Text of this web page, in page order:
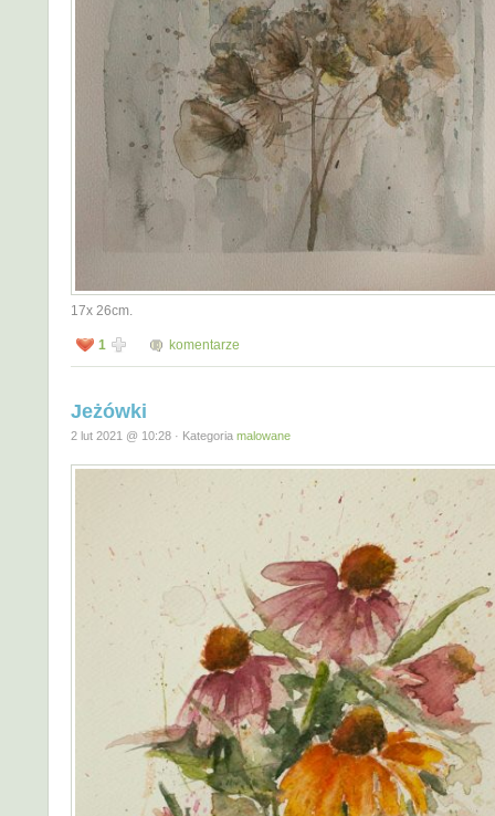
17x 26cm.
1 komentarze
Jeżówki
2 lut 2021 @ 10:28 · Kategoria malowane